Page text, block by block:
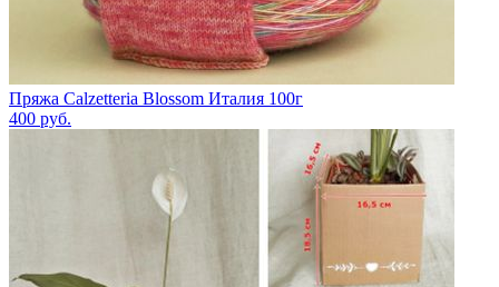
Пряжа Calzetteria Blossom Италия 100г
400 руб.